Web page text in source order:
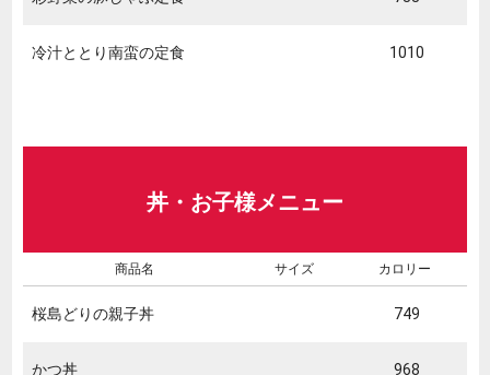
冷汁ととり南蛮の定食 1010
丼・お子様メニュー
商品名 サイズ カロリー
桜島どりの親子丼 749
かつ丼 968